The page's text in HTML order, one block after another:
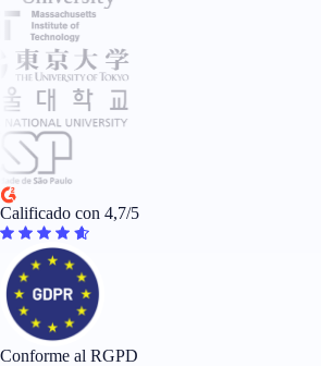
Calificado con 4,7/5
Conforme al RGPD